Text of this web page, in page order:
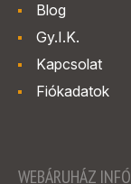
Blog
Gy.I.K.
Kapcsolat
Fiókadatok
WEBÁRUHÁZ INFÓ